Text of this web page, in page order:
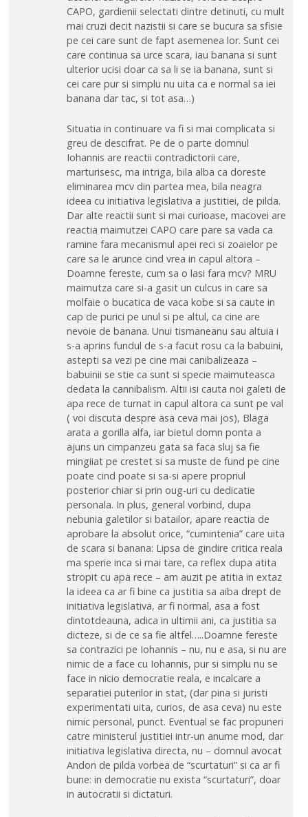
CAPO, gardienii selectati dintre detinuti, cu mult
mai cruzi decit nazistii si care se bucura sa sfisie
pe cei care sunt de fapt asemenea lor. Sunt cei
care continua sa urce scara, iau banana si sunt
ulterior ucisi doar ca sa li se ia banana, sunt si
cei care pur si simplu nu uita ca e normal sa iei
banana dar tac, si tot asa…)
Situatia in continuare va fi si mai complicata si
greu de descifrat. Pe de o parte domnul
Iohannis are reactii contradictorii care,
marturisesc, ma intriga, bila alba ca doreste
eliminarea mcv din partea mea, bila neagra
ideea cu initiativa legislativa a justitiei, de pilda.
Dar alte reactii sunt si mai curioase, macovei are
reactia maimutzei CAPO care pare sa vada ca
ramine fara mecanismul apei reci si zoaielor pe
care sa le arunce cind vrea in capul altora –
Doamne fereste, cum sa o lasi fara mcv? MRU
maimutza care si-a gasit un culcus in care sa
molfaie o bucatica de vaca kobe si sa caute in
cap de purici pe unul si pe altul, ca cine are
nevoie de banana. Unui tismaneanu sau altuia i
s-a aprins fundul de s-a facut rosu ca la babuini,
astepti sa vezi pe cine mai canibalizeaza –
babuinii se stie ca sunt si specie maimuteasca
dedata la cannibalism. Altii isi cauta noi galeti de
apa rece de turnat in capul altora ca sunt pe val
( voi discuta despre asa ceva mai jos), Blaga
arata a gorilla alfa, iar bietul domn ponta a
ajuns un cimpanzeu gata sa faca sluj sa fie
mingiiat pe crestet si sa muste de fund pe cine
poate cind poate si sa-si apere propriul
posterior chiar si prin oug-uri cu dedicatie
personala. In plus, general vorbind, dupa
nebunia galetilor si batailor, apare reactia de
aprobare la absolut orice, “cumintenia” care uita
de scara si banana: Lipsa de gindire critica reala
ma sperie inca si mai tare, ca reflex dupa atita
stropit cu apa rece – am auzit pe atitia in extaz
la ideea ca ar fi bine ca justitia sa aiba drept de
initiativa legislativa, ar fi normal, asa a fost
dintotdeauna, adica in ultimii ani, ca justitia sa
dicteze, si de ce sa fie altfel…..Doamne fereste
sa contrazici pe Iohannis – nu, nu e asa, si nu are
nimic de a face cu Iohannis, pur si simplu nu se
face in nicio democratie reala, e incalcare a
separatiei puterilor in stat, (dar pina si juristi
experimentati uita, curios, de asa ceva) nu este
nimic personal, punct. Eventual se fac propuneri
catre ministerul justitiei intr-un anume mod, dar
initiativa legislativa directa, nu – domnul avocat
Andon de pilda vorbea de “scurtaturi” si ca ar fi
bune: in democratie nu exista “scurtaturi”, doar
in autocratii si dictaturi.